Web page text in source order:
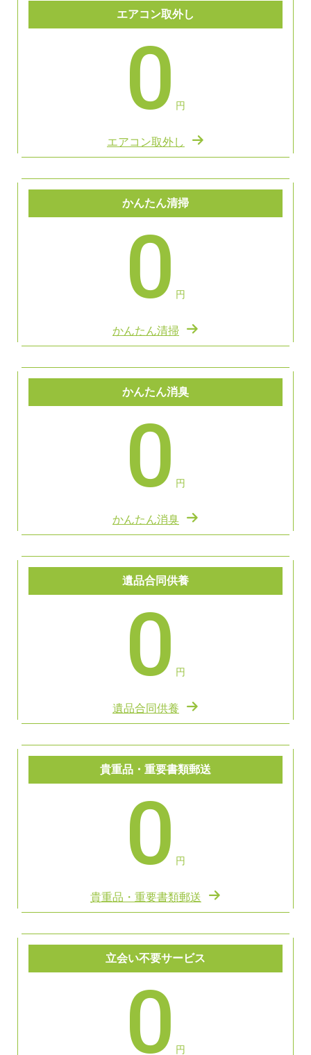
エアコン取外し
0 円
エアコン取外し
かんたん清掃
0 円
かんたん清掃
かんたん消臭
0 円
かんたん消臭
遺品合同供養
0 円
遺品合同供養
貴重品・重要書類郵送
0 円
貴重品・重要書類郵送
立会い不要サービス
0 円